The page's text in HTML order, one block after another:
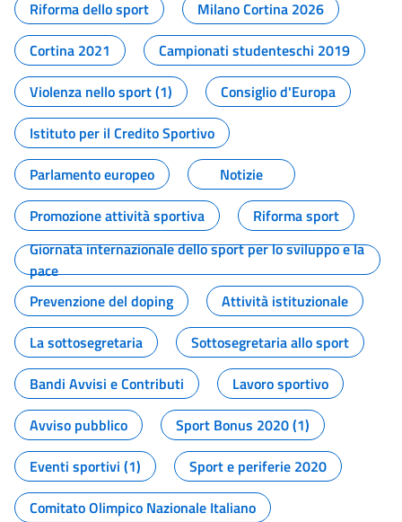
Riforma dello sport
Milano Cortina 2026
Cortina 2021
Campionati studenteschi 2019
Violenza nello sport (1)
Consiglio d'Europa
Istituto per il Credito Sportivo
Parlamento europeo
Notizie
Promozione attività sportiva
Riforma sport
Giornata internazionale dello sport per lo sviluppo e la
pace
Prevenzione del doping
Attività istituzionale
La sottosegretaria
Sottosegretaria allo sport
Bandi Avvisi e Contributi
Lavoro sportivo
Avviso pubblico
Sport Bonus 2020 (1)
Eventi sportivi (1)
Sport e periferie 2020
Comitato Olimpico Nazionale Italiano